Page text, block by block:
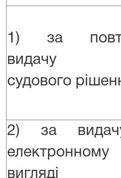
1) за
видачу
судового
2) за
електронному
вигляді